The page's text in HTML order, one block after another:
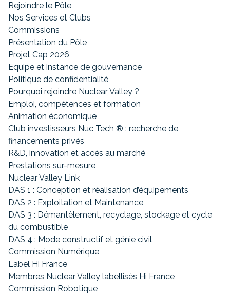
Rejoindre le Pôle
Nos Services et Clubs
Commissions
Présentation du Pôle
Projet Cap 2026
Equipe et instance de gouvernance
Politique de confidentialité
Pourquoi rejoindre Nuclear Valley ?
Emploi, compétences et formation
Animation économique
Club investisseurs Nuc Tech ® : recherche de
financements privés
R&D, innovation et accès au marché
Prestations sur-mesure
Nuclear Valley Link
DAS 1 : Conception et réalisation d’équipements
DAS 2 : Exploitation et Maintenance
DAS 3 : Démantèlement, recyclage, stockage et cycle
du combustible
DAS 4 : Mode constructif et génie civil
Commission Numérique
Label Hi France
Membres Nuclear Valley labellisés Hi France
Commission Robotique